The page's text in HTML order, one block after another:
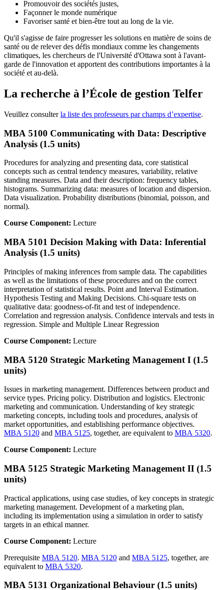
Promouvoir des sociétés justes,
Façonner le monde numérique
Favoriser santé et bien-être tout au long de la vie.
Qu'il s'agisse de faire progresser les solutions en matière de soins de
santé ou de relever des défis mondiaux comme les changements
climatiques, les chercheurs de l'Université d'Ottawa sont à l'avant-
garde de l'innovation et apportent des contributions importantes à la
société et au-delà.
La recherche à l’École de gestion Telfer
Veuillez consulterla liste des professeurs par champs d’expertise.
MBA 5100 Communicating with Data: Descriptive
Analysis (1.5 units)
Procedures for analyzing and presenting data, core statistical
concepts such as central tendency measures, variability, relative
standing measures. Data and their description: frequency tables,
histograms. Summarizing data: measures of location and dispersion.
Data visualization. Probability distributions (binomial, poisson, and
normal).
Course Component: Lecture
MBA 5101 Decision Making with Data: Inferential
Analysis (1.5 units)
Principles of making inferences from sample data. The capabilities
as well as the limitations of these procedures and on the correct
interpretation of statistical results. Point and Interval Estimation.
Hypothesis Testing and Making Decisions. Chi-square tests on
qualitative data: goodness-of-fit and test of independence.
Correlation and regression analysis. Confidence intervals and tests in
regression. Simple and Multiple Linear Regression
Course Component: Lecture
MBA 5120 Strategic Marketing Management I (1.5
units)
Issues in marketing management. Differences between product and
service types. Pricing policy. Distribution and logistics. Electronic
marketing and communication. Understanding of key strategic
marketing concepts, including tools and procedures, analysis of
market opportunities, and establishing performance objectives.
MBA 5120 and MBA 5125, together, are equivalent to MBA 5320.
Course Component: Lecture
MBA 5125 Strategic Marketing Management II (1.5
units)
Practical applications, using case studies, of key concepts in strategic
marketing management. Development of a marketing plan,
including its implementation using a simulation in order to satisfy
targets in an ethical manner.
Course Component: Lecture
Prerequisite MBA 5120. MBA 5120 and MBA 5125, together, are
equivalent to MBA 5320.
MBA 5131 Organizational Behaviour (1.5 units)